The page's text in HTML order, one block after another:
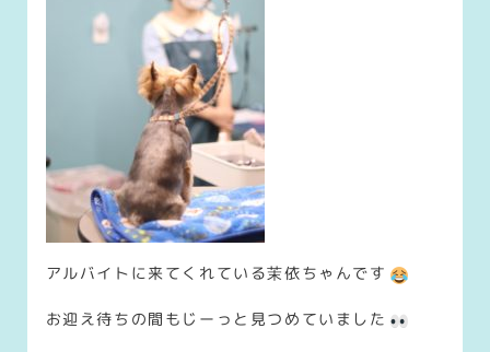
アルバイトに来てくれている茉依ちゃんです
お迎え待ちの間もじーっと見つめていました